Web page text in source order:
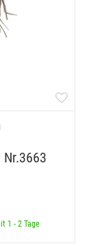
Nr.3663
1 - 2 Tage